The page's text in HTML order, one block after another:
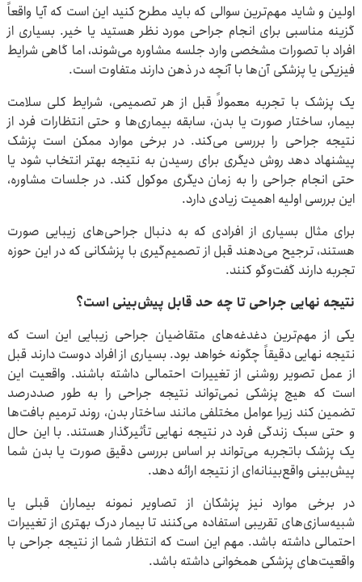
اولین و شاید مهم‌ترین سوالی که باید مطرح کنید این است که آیا واقعاً
گزینه مناسبی برای انجام جراحی مورد نظر هستید یا خیر. بسیاری از
افراد با تصورات مشخصی وارد جلسه مشاوره می‌شوند، اما گاهی شرایط
فیزیکی یا پزشکی آن‌ها با آنچه در ذهن دارند متفاوت است.
یک پزشک با تجربه معمولاً قبل از هر تصمیمی، شرایط کلی سلامت
بیمار، ساختار صورت یا بدن، سابقه بیماری‌ها و حتی انتظارات فرد از
نتیجه جراحی را بررسی می‌کند. در برخی موارد ممکن است پزشک
پیشنهاد دهد روش دیگری برای رسیدن به نتیجه بهتر انتخاب شود یا
حتی انجام جراحی را به زمان دیگری موکول کند. در جلسات مشاوره،
این بررسی اولیه اهمیت زیادی دارد.
برای مثال بسیاری از افرادی که به دنبال جراحی‌های زیبایی صورت
هستند، ترجیح می‌دهند قبل از تصمیم‌گیری با پزشکانی که در این حوزه
تجربه دارند گفت‌وگو کنند.
نتیجه نهایی جراحی تا چه حد قابل پیش‌بینی است؟
یکی از مهم‌ترین دغدغه‌های متقاضیان جراحی زیبایی این است که
نتیجه نهایی دقیقاً چگونه خواهد بود. بسیاری از افراد دوست دارند قبل
از عمل تصویر روشنی از تغییرات احتمالی داشته باشند. واقعیت این
است که هیچ پزشکی نمی‌تواند نتیجه جراحی را به طور صددرصد
تضمین کند زیرا عوامل مختلفی مانند ساختار بدن، روند ترمیم بافت‌ها
و حتی سبک زندگی فرد در نتیجه نهایی تأثیرگذار هستند. با این حال
یک پزشک باتجربه می‌تواند بر اساس بررسی دقیق صورت یا بدن شما
پیش‌بینی واقع‌بینانه‌ای از نتیجه ارائه دهد.
در برخی موارد نیز پزشکان از تصاویر نمونه بیماران قبلی یا
شبیه‌سازی‌های تقریبی استفاده می‌کنند تا بیمار درک بهتری از تغییرات
احتمالی داشته باشد. مهم این است که انتظار شما از نتیجه جراحی با
واقعیت‌های پزشکی همخوانی داشته باشد.